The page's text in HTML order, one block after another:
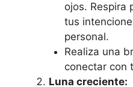
ojos. Respira
tus
personal.
Realiza una
conectar con
Luna creciente: